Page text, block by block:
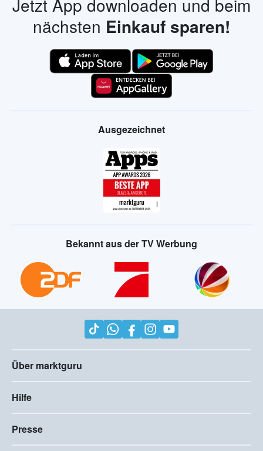
Jetzt App downloaden und beim
nächsten Einkauf sparen!
Ausgezeichnet
Bekannt aus der TV Werbung
Über marktguru
Hilfe
Presse